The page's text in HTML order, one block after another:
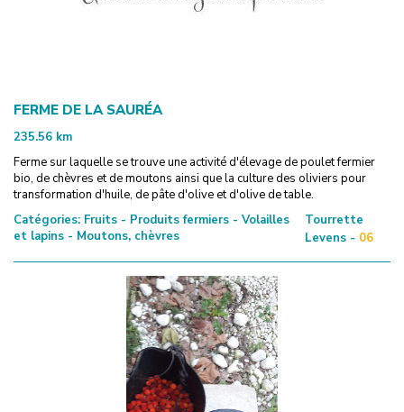
FERME DE LA SAURÉA
235.56 km
Ferme sur laquelle se trouve une activité d'élevage de poulet fermier
bio, de chèvres et de moutons ainsi que la culture des oliviers pour
transformation d'huile, de pâte d'olive et d'olive de table.
Catégories: Fruits - Produits fermiers - Volailles
et lapins - Moutons, chèvres
Tourrette
Levens - 06